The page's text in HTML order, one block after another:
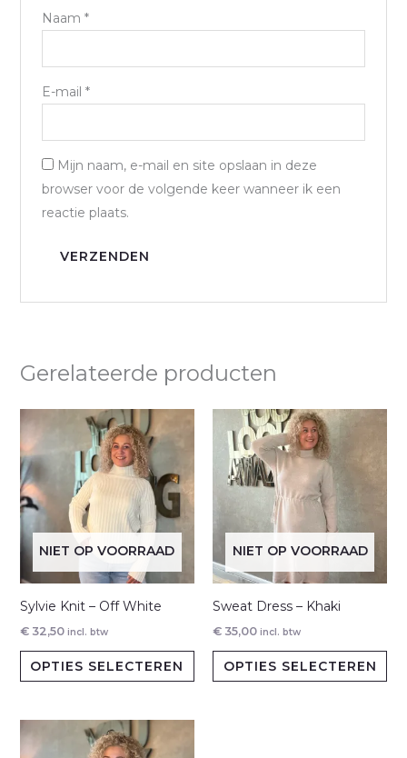
Naam *
E-mail *
Mijn naam, e-mail en site opslaan in deze
browser voor de volgende keer wanneer ik een
reactie plaats.
Gerelateerde producten
NIET OP VOORRAAD
Sylvie Knit – Off White
€32,50 incl. btw
OPTIES SELECTEREN
Dit
product
NIET OP VOORRAAD
Sweat Dress – Khaki
€ 35,00 incl. btw
OPTIES SELECTEREN
Dit